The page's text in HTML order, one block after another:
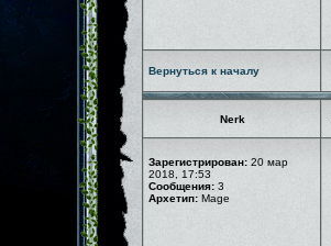
Вернуться к началу
Nerk
Зарегистрирован: 20 мар
2018, 17:53
Сообщения: 3
Архетип: Mage